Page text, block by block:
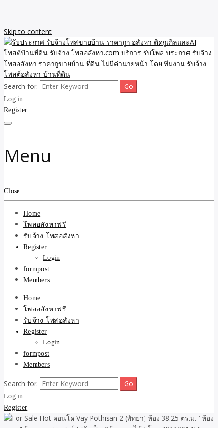
Skip to content
รับประกาศ รับจ้างโพสขาย
บ้าน ราคาถูก อสังหา ติดกู
รับจ้าง โพสอสังหา.com
บริการ รับโพส ประกาศ
รับจ้างโพสอสังหา ราคาถู
ขายบ้าน ที่ดิน ไม่มีค่านาย
หน้า โดย ทีมงาน รับจ้าง
โพสต์อสังหา-บ้านที่ดิน
รับจ้างโพสขายบ้าน ราคาถูก ประกาศ ขายอสังหา โฆษณา ไม่มีค่านาย
หน้า โพสอสังหา รับจ้างโพสขายบ้านบริการ รับจ้างโพสอสังหา ราคาถูก
ขายบ้าน ขายที่ดิน เว็บประกาศ โพส โฆษณา ลงประกาศฟรี
Search for:
Log in
Register
Menu
Close
Home
โพสอสังหาฟรี
รับจ้าง โพสอสังหา
Register
Login
formpost
Members
Home
โพสอสังหาฟรี
รับจ้าง โพสอสังหา
Register
Login
formpost
Members
Search for:
Log in
Register